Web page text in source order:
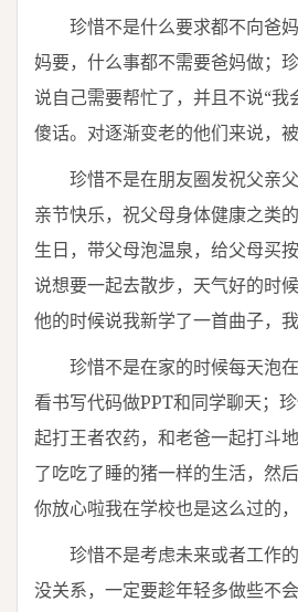
珍惜不是什么要求都不向爸妈
妈要，什么事都不需要爸妈做；
说自己需要帮忙了，并且不说“我
傻话。对逐渐变老的他们来说，
珍惜不是在朋友圈发祝父亲父
亲节快乐，祝父母身体健康之类
生日，带父母泡温泉，给父母买
说想要一起去散步，天气好的时
他的时候说我新学了一首曲子，我
珍惜不是在家的时候每天泡在
看书写代码做PPT和同学聊天；
起打王者农药，和老爸一起打斗
了吃吃了睡的猪一样的生活，然
你放心啦我在学校也是这么过的
珍惜不是考虑未来或者工作的
没关系，一定要趁年轻多做些不